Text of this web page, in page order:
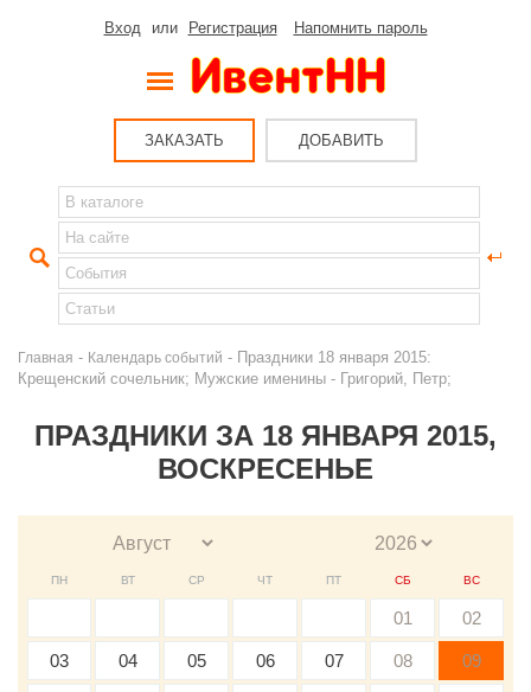
Вход или Регистрация Напомнить пароль
ЗАКАЗАТЬ ДОБАВИТЬ
Главная - Календарь событий - Праздники 18 января 2015:
Крещенский сочельник; Мужские именины - Григорий, Петр;
ПРАЗДНИКИ ЗА 18 ЯНВАРЯ 2015,
ВОСКРЕСЕНЬЕ
ПН ВТ СР ЧТ ПТ СБ ВС
01 02
03 04 05 06 07 08 09